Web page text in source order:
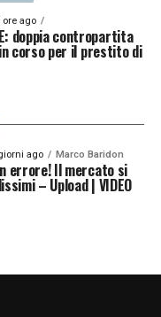
ore ago
doppia contropartita
corso per il prestito di
ago Marco Baridon
errore! Il mercato si
– Upload | VIDEO